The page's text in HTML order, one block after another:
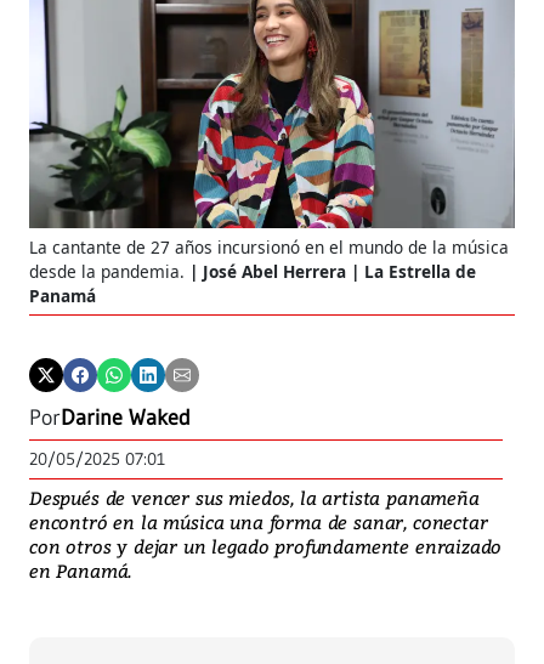
La cantante de 27 años incursionó en el mundo de la música
desde la pandemia.
José Abel Herrera | La Estrella de
Panamá
PorDarine Waked
20/05/2025 07:01
Después de vencer sus miedos, la artista panameña
encontró en la música una forma de sanar, conectar
con otros y dejar un legado profundamente enraizado
en Panamá.